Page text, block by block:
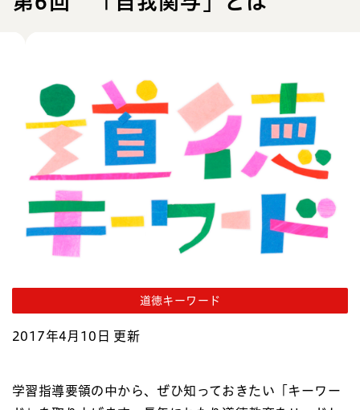
道徳キーワード
2017年4月10日 更新
学習指導要領の中から、ぜひ知っておきたい「キーワー